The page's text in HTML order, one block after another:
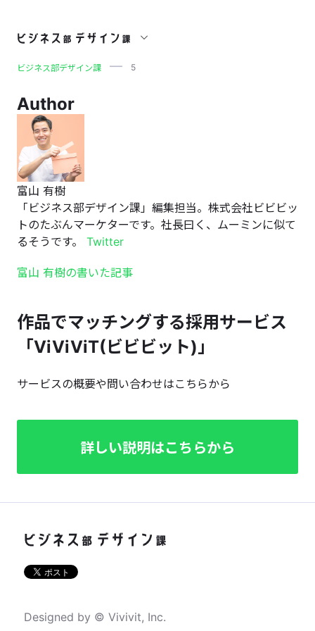
5
ビジネス部デザイン課 5
Author
富山 有樹
「ビジネス部デザイン課」編集担当。株式会社ビビビッ
トのたぶんマーケターです。社長曰く、ムーミンに似て
るそうです。 Twitter
富山 有樹の書いた記事
作品でマッチングする採用サービス
「ViViViT(ビビビット)」
サービスの概要や問い合わせはこちらから
詳しい説明はこちらから
Designed by © Vivivit, Inc.